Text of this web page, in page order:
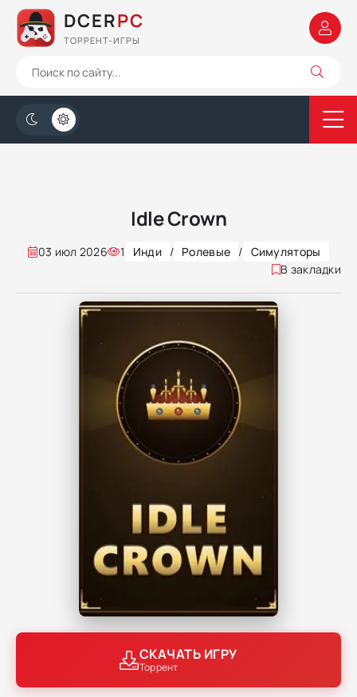
DCERPC
ТОРРЕНТ-ИГРЫ
Idle Crown
03 июл 2026 1 Инди / Ролевые / Симуляторы
В закладки
СКАЧАТЬ ИГРУ
Торрент